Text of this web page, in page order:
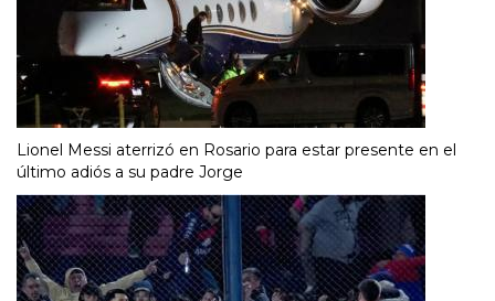
Lionel Messi aterrizó en Rosario para estar presente en el
último adiós a su padre Jorge